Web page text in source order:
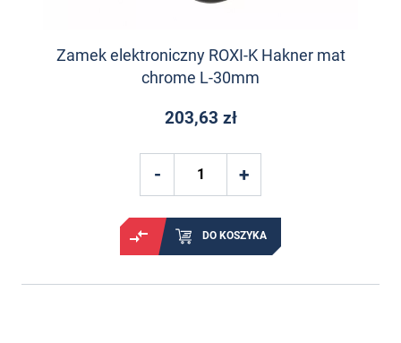
Zamek elektroniczny ROXI-K Hakner mat
chrome L-30mm
203,63 zł
DO KOSZYKA